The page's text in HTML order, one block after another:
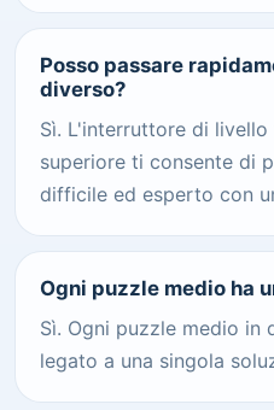
Posso passare
diverso?
Sì. L'interruttore di
superiore ti consente di
difficile ed esperto con
Ogni puzzle medio ha
Sì. Ogni puzzle medio in
legato a una singola